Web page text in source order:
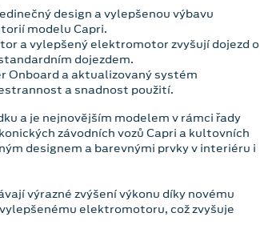
design a vylepšenou výbavu
modelu Capri.
a vylepšený elektromotor zvyšují dojezd o
dojezdem.
Onboard a aktualizovaný systém
a snadnost použití.
a je nejnovějším modelem v rámci řady
závodních vozů Capri a kultovních
designem a barevnými prvky v interiéru i
výrazné zvýšení výkonu díky novému
elektromotoru, což zvyšuje